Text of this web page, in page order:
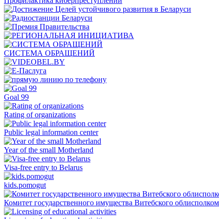
СИСТЕМА ОБРАЩЕНИЙ
Goal 99
Rating of organizations
Public legal information center
Year of the small Motherland
Visa-free entry to Belarus
kids.pomogut
Комитет государственного имущества Витебского